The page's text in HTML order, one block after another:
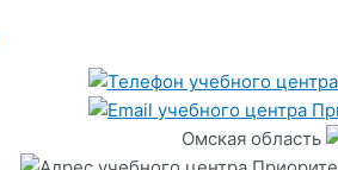
Омская область